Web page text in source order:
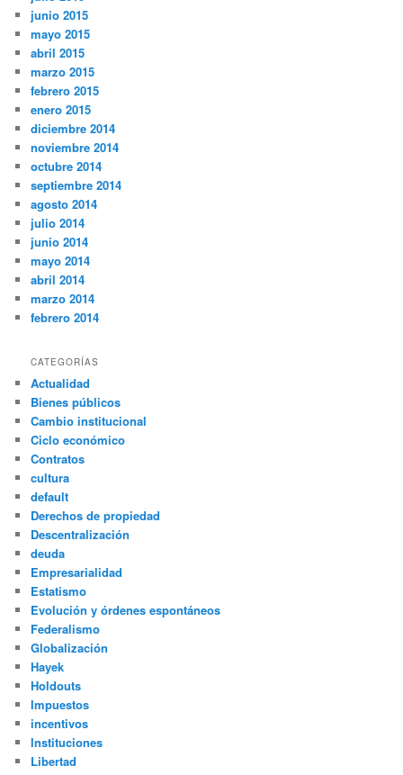
junio 2015
mayo 2015
abril 2015
marzo 2015
febrero 2015
enero 2015
diciembre 2014
noviembre 2014
octubre 2014
septiembre 2014
agosto 2014
julio 2014
junio 2014
mayo 2014
abril 2014
marzo 2014
febrero 2014
CATEGORÍAS
Actualidad
Bienes públicos
Cambio institucional
Ciclo económico
Contratos
cultura
default
Derechos de propiedad
Descentralización
deuda
Empresarialidad
Estatismo
Evolución y órdenes espontáneos
Federalismo
Globalización
Hayek
Holdouts
Impuestos
incentivos
Instituciones
Libertad